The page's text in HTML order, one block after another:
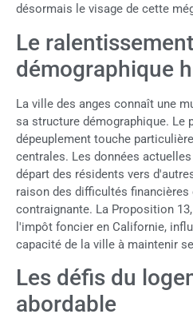
désormais le visage de cette
Le ralentissement
démographique
La ville des anges connaît une
sa structure démographique. Le
dépeuplement touche
centrales. Les données
départ des résidents vers
raison des difficultés
contraignante. La Proposition
l'impôt foncier en Californie,
capacité de la ville à maintenir
Les défis du
abordable